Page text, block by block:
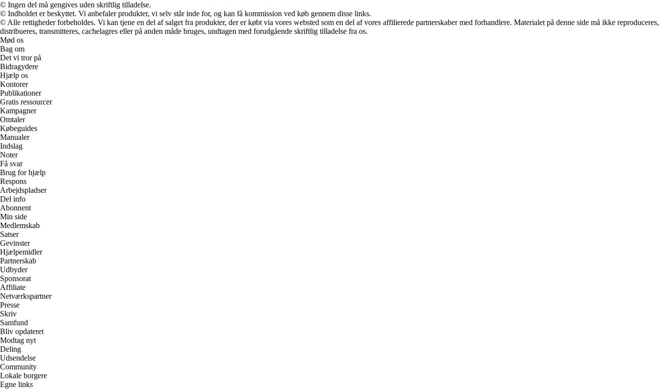
© Ingen del må gengives uden skriftlig tilladelse.
© Indholdet er beskyttet. Vi anbefaler produkter, vi selv står inde for, og kan få kommission ved køb gennem disse links.
© Alle rettigheder forbeholdes. Vi kan tjene en del af salget fra produkter, der er købt via vores websted som en del af vores affilierede partnerskaber med forhandlere. Materialet på denne side må ikke reproduceres,
distribueres, transmitteres, cachelagres eller på anden måde bruges, undtagen med forudgående skriftlig tilladelse fra os.
Mød os
Bag om
Det vi tror på
Bidragydere
Hjælp os
Kontorer
Publikationer
Gratis ressourcer
Kampagner
Omtaler
Købeguides
Manualer
Indslag
Noter
Få svar
Brug for hjælp
Respons
Arbejdspladser
Del info
Abonnent
Min side
Medlemskab
Satser
Gevinster
Hjælpemidler
Partnerskab
Udbyder
Sponsorat
Affiliate
Netværkspartner
Presse
Skriv
Samfund
Bliv opdateret
Modtag nyt
Deling
Udsendelse
Community
Lokale borgere
Egne links